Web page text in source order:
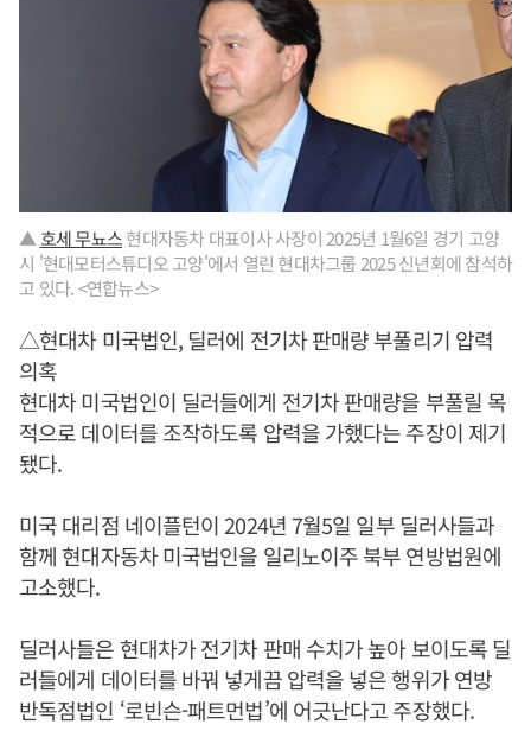
▲ 호세 무뇨스현대자동차 대표이사 사장이 2025년 1월6일 경기 고양
시 '현대모터스튜디오 고양'에서 열린 현대차그룹 2025 신년회에 참석하
고 있다. <연합뉴스>
△현대차 미국법인, 딜러에 전기차 판매량 부풀리기 압력
의혹
현대차 미국법인이 딜러들에게 전기차 판매량을 부풀릴 목
적으로 데이터를 조작하도록 압력을 가했다는 주장이 제기
됐다.
미국 대리점 네이플턴이 2024년 7월5일 일부 딜러사들과
함께 현대자동차 미국법인을 일리노이주 북부 연방법원에
고소했다.
딜러사들은 현대차가 전기차 판매 수치가 높아 보이도록 딜
러들에게 데이터를 바꿔 넣게끔 압력을 넣은 행위가 연방
반독점법인 ‘로빈슨-패트먼법’에 어긋난다고 주장했다.